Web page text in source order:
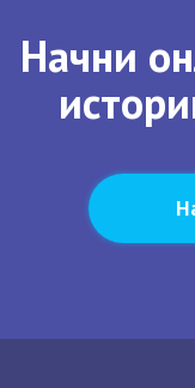
Начни